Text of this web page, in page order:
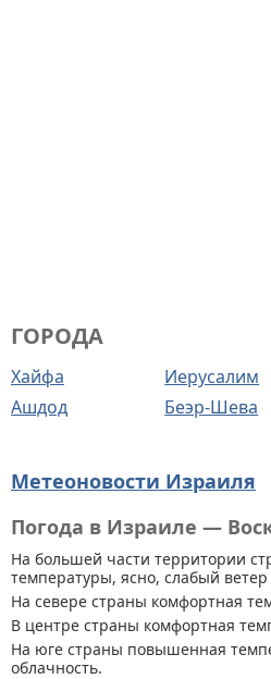
ГОРОДА
Хайфа Иерусалим
Ашдод
Беэр-Шева
Метеоновости Израиля
Погода в Израиле —
На большей части территории
температуры, ясно, слабый
На севере страны комфортная
В центре страны комфортная
На юге страны повышенная
облачность.